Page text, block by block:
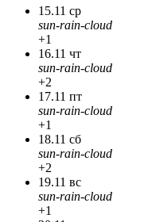
15.11 ср
sun-rain-cloud
+1
16.11 чт
sun-rain-cloud
+2
17.11 пт
sun-rain-cloud
+1
18.11 сб
sun-rain-cloud
+2
19.11 вс
sun-rain-cloud
+1